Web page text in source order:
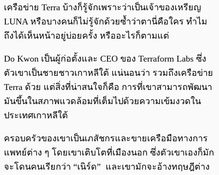
เครือข่าย Terra บ้างก็รู้จักเพราะว่าเป็นเจ้าของเหรียญ
LUNA หรือบางคนก็ไม่รู้จักด้วยซ้ำว่าตานี่คือใคร ทำไม
ถึงได้เห็นหน้าอยู่บ่อยครั้ง หรืออะไรก็ตามแต่
Do Kwon เป็นผู้ก่อตั้งและ CEO ของ Terraform Labs ซึ่ง
ตัวเขาเป็นชายชาวเกาหลีใต้ แน่นอนว่า รวมถึงเครือข่าย
Terra ด้วย แต่สิ่งที่น่าสนใจก็คือ การที่เขาสามารถพัฒนา
มันขึ้นในสภาพแวดล้อมที่เต็มไปด้วยความเข้มงวดใน
ประเทศเกาหลีใต้
ครอบครัวของเขาเป็นเภสัชกรและขายเครือมือทางการ
แพทย์ต่าง ๆ โดยเขาเติบโตที่เมืองนอก ซึ่งตัวเขาเองก็มัก
จะโดนคนเรียกว่า “เนิร์ด” และเขามักจะอ้างทฤษฎีต่าง